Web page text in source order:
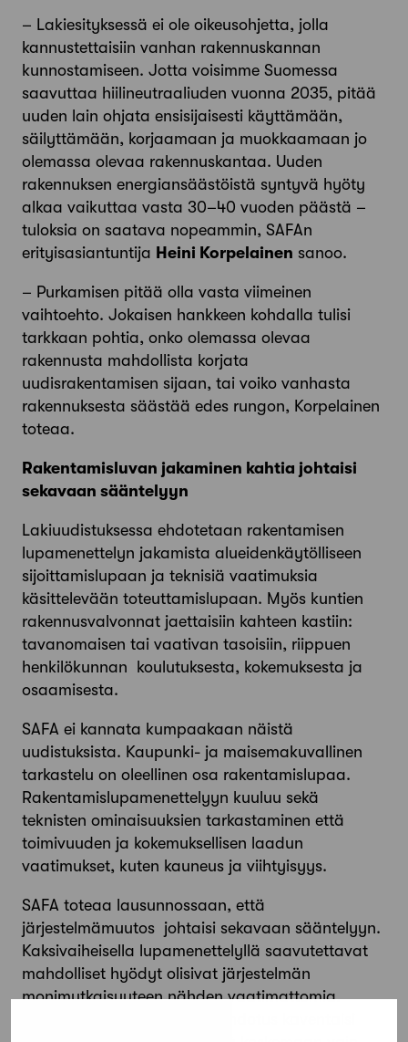
– Lakiesityksessä ei ole oikeusohjetta, jolla
kannustettaisiin vanhan rakennuskannan
kunnostamiseen. Jotta voisimme Suomessa
saavuttaa hiilineutraaliuden vuonna 2035, pitää
uuden lain ohjata ensisijaisesti käyttämään,
säilyttämään, korjaamaan ja muokkaamaan jo
olemassa olevaa rakennuskantaa. Uuden
rakennuksen energiansäästöistä syntyvä hyöty
alkaa vaikuttaa vasta 30–40 vuoden päästä –
tuloksia on saatava nopeammin, SAFAn
erityisasiantuntija Heini Korpelainen sanoo.
– Purkamisen pitää olla vasta viimeinen
vaihtoehto. Jokaisen hankkeen kohdalla tulisi
tarkkaan pohtia, onko olemassa olevaa
rakennusta mahdollista korjata
uudisrakentamisen sijaan, tai voiko vanhasta
rakennuksesta säästää edes rungon, Korpelainen
toteaa.
Rakentamisluvan jakaminen kahtia johtaisi
sekavaan sääntelyyn
Lakiuudistuksessa ehdotetaan rakentamisen
lupamenettelyn jakamista alueidenkäytölliseen
sijoittamis­lupaan ja teknisiä vaatimuksia
käsittelevään toteuttamislupaan. Myös kuntien
rakennusvalvonnat jaettaisiin kahteen kastiin:
tavanomaisen tai vaativan tasoisiin, riippuen
henkilökunnan koulutuksesta, kokemuksesta ja
osaamisesta.
SAFA ei kannata kumpaakaan näistä
uudistuksista. Kaupunki- ja maisemakuvallinen
tarkastelu on oleellinen osa rakentamislupaa.
Rakentamislupamenettelyyn kuuluu sekä
teknisten ominaisuuksien tarkastaminen että
toimivuuden ja kokemuksellisen laadun
vaatimukset, kuten kauneus ja viihtyisyys.
SAFA toteaa lausunnossaan, että
järjestelmämuutos johtaisi sekavaan sääntelyyn.
Kaksivaiheisella lupamenettelyllä saavutettavat
mahdolliset hyödyt olisivat järjestelmän
monimutkaisuuteen nähden vaatimattomia.